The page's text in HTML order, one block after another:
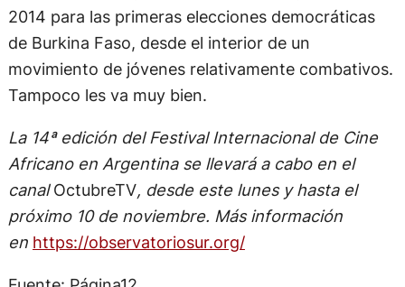
2014 para las primeras elecciones democráticas
de Burkina Faso, desde el interior de un
movimiento de jóvenes relativamente combativos.
Tampoco les va muy bien.
La 14ª edición del Festival Internacional de Cine
Africano en Argentina se llevará a cabo en el
canalOctubreTV, desde este lunes y hasta el
próximo 10 de noviembre. Más información
en https://observatoriosur.org/